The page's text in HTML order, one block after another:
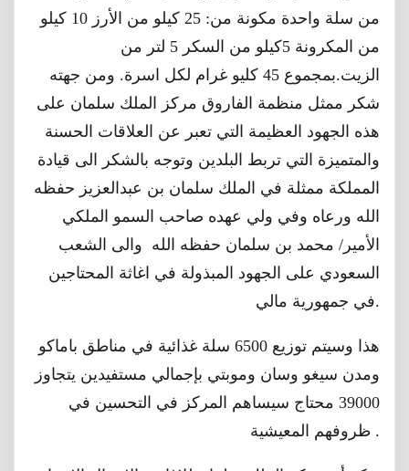
من سلة
واحدة مكونة من: 25 كيلو من الأرز 10 كيلو
من المكرونة 5كيلو من
السكر 5 لتر من
الزيت.بمجموع 45 كليو غرام لكل اسرة. ومن جهته
شكر ممثل منظمة الفاروق مركز الملك سلمان على
هذه الجهود العظيمة التي تعبر عن العلاقات الحسنة
والمتميزة التي تربط البلدين وتوجه بالشكر الى قيادة
المملكة ممثلة في الملك سلمان بن عبدالعزيز حفظه
الله ورعاه وفي ولي عهده صاحب السمو الملكي
الأمير/ محمد بن سلمان حفظه الله والى الشعب
السعودي على الجهود المبذولة في اغاثة المحتاجين
في جمهورية مالي.
هذا وسيتم توزيع 6500 سلة غذائية في مناطق باماكو
ومدن سيغو وسان وموبتي بإجمالي مستفيدين يتجاوز
39000 محتاج سيساهم المركز في التحسين في
ظروفهم المعيشية .